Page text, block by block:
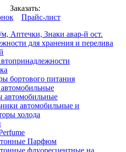
Заказать:
Прайс-лист
Аптечки, Знаки авар-й ост.
для хранения и перелива
бортового питания
автомобильные
автомобильные и
холода
Парфюм
флуоресцентные на